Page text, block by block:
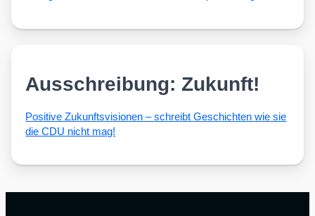
Ausschreibung: Zukunft!
Posi­ti­ve Zukunfts­vi­sio­nen – schreibt Geschich­ten wie sie
die CDU nicht mag!